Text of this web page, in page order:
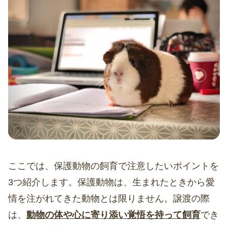
ここでは、保護動物の飼育で注意したいポイントを
3つ紹介します。保護動物は、生まれたときから愛
情を注がれてきた動物とは限りません。譲渡の際
は、 動物の体や心に寄り添い覚悟を持って飼育でき